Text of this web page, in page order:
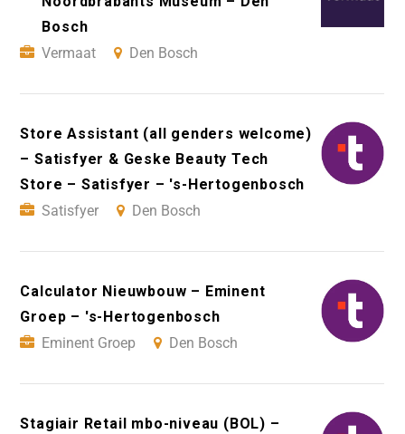
Bosch
Vermaat
Den Bosch
Store Assistant (all genders welcome)
– Satisfyer & Geske Beauty Tech
Store – Satisfyer – 's-Hertogenbosch
Satisfyer
Den Bosch
Calculator Nieuwbouw – Eminent
Groep – 's-Hertogenbosch
Eminent Groep
Den Bosch
Stagiair Retail mbo-niveau (BOL) –